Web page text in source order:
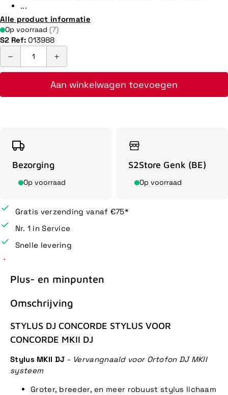
...
Alle product informatie
Op voorraad (7)
S2 Ref: 013988
Aan winkelwagen toevoegen
Bezorging
Op voorraad
S2Store Genk (BE)
Op voorraad
Gratis verzending vanaf €75*
Nr. 1 in Service
Snelle levering
Plus- en minpunten
Omschrijving
STYLUS DJ CONCORDE STYLUS VOOR
CONCORDE MKII DJ
Stylus MKII DJ - Vervangnaald voor Ortofon DJ MKII
systeem
Groter, breeder, en meer robuust stylus lichaam